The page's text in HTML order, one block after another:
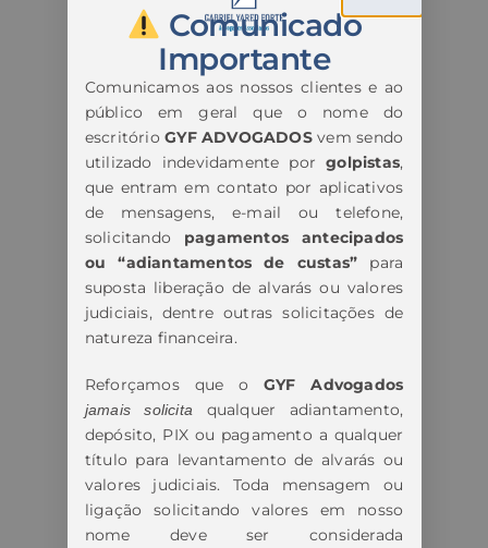
Comunicado
Importante
Comunicamos aos nossos clientes e ao
público em geral que o nome do
escritório GYF ADVOGADOSvem sendo
utilizado indevidamente por golpistas,
que entram em contato por aplicativos
de mensagens, e-mail ou telefone,
solicitando pagamentos antecipados
ou “adiantamentos de custas” para
suposta liberação de alvarás ou valores
judiciais, dentre outras solicitações de
natureza financeira.
Reforçamos que o GYF Advogados
jamais solicita
qualquer adiantamento,
depósito, PIX ou pagamento a qualquer
título para levantamento de alvarás ou
valores judiciais. Toda mensagem ou
ligação solicitando valores em nosso
nome deve ser considerada